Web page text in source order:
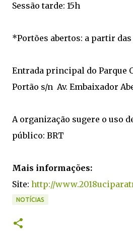
Sessão tarde: 15h
*Portões abertos: a partir
Entrada principal do Parque
Portão s/n Av. Embaixador
A organização sugere o uso
público: BRT
Mais informações:
Site: http://
NOTÍCIAS